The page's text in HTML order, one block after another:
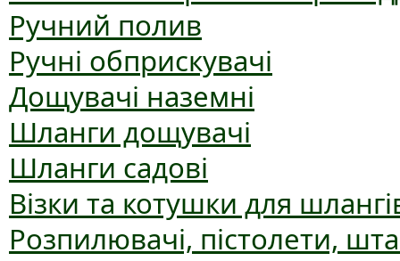
Ручний полив
Ручні обприскувачі
Дощувачі наземні
Шланги дощувачі
Шланги садові
Візки та котушки для
Розпилювачі, пістолети,